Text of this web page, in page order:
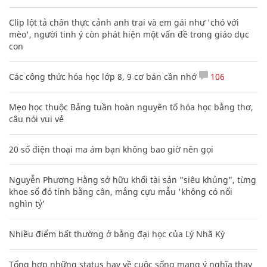
Clip lột tả chân thực cảnh anh trai và em gái như 'chó với
mèo', người tinh ý còn phát hiện một vấn đề trong giáo dục
con
Các công thức hóa học lớp 8, 9 cơ bản cần nhớ 106
Mẹo học thuộc Bảng tuần hoàn nguyên tố hóa học bằng thơ,
câu nói vui vẻ
20 số điện thoại ma ám bạn không bao giờ nên gọi
Nguyễn Phương Hằng sở hữu khối tài sản "siêu khủng", từng
khoe sổ đỏ tính bằng cân, mắng cựu mẫu 'không có nổi
nghìn tỷ'
Nhiều điểm bất thường ở bằng đại học của Lý Nhã Kỳ
Tổng hợp những status hay về cuộc sống mang ý nghĩa thay